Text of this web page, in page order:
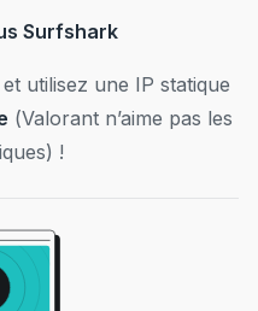
Surfshark
utilisez une IP statique
(Valorant n’aime pas les
!